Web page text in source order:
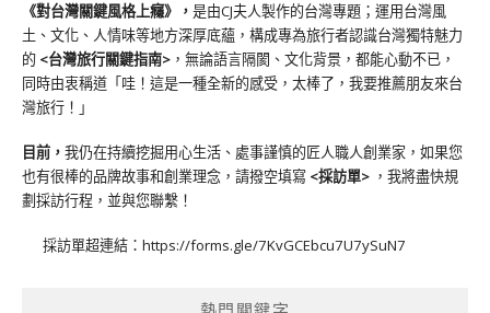
《對台灣關鍵風格上癮》 ， 是由CJ夫人製作的台灣專題；運用台灣風
土、文化、人情味等地方深厚底蘊，構成專為旅行者認識台灣獨特魅力
的 <台灣旅行關鍵指南> ，無論語言隔閡、文化背景，都能心動不已，
同時由衷稱道「哇！這是一種全新的感受，太棒了，我要推薦朋友來台
灣旅行！」
目前， 我仍在持續挖掘用心生活、處事謹慎的匠人職人創業家，如果您
也有很棒的品牌故事和創業理念，請撥空填寫 <採訪單> ，我將盡快規
劃採訪行程，並與您聯繫！
採訪單超連結： https://forms.gle/7KvGCEbcu7U7ySuN7